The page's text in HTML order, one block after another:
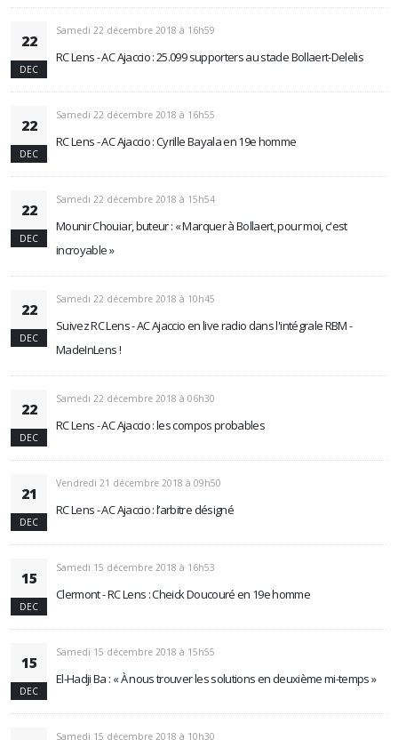
22
DEC
Samedi 22 décembre 2018 à 16h59
RC Lens - AC Ajaccio : 25.099 supporters au stade Bollaert-Delelis
22
DEC
Samedi 22 décembre 2018 à 16h55
RC Lens - AC Ajaccio : Cyrille Bayala en 19e homme
22
DEC
Samedi 22 décembre 2018 à 15h54
Mounir Chouiar, buteur : « Marquer à Bollaert, pour moi, c'est
incroyable »
22
DEC
Samedi 22 décembre 2018 à 10h45
Suivez RC Lens - AC Ajaccio en live radio dans l'intégrale RBM -
MadeInLens !
22
DEC
Samedi 22 décembre 2018 à 06h30
RC Lens - AC Ajaccio : les compos probables
21
DEC
Vendredi 21 décembre 2018 à 09h50
RC Lens - AC Ajaccio : l’arbitre désigné
15
DEC
Samedi 15 décembre 2018 à 16h53
Clermont - RC Lens : Cheick Doucouré en 19e homme
15
DEC
Samedi 15 décembre 2018 à 15h55
El-Hadji Ba : « À nous trouver les solutions en deuxième mi-temps »
Samedi 15 décembre 2018 à 10h30